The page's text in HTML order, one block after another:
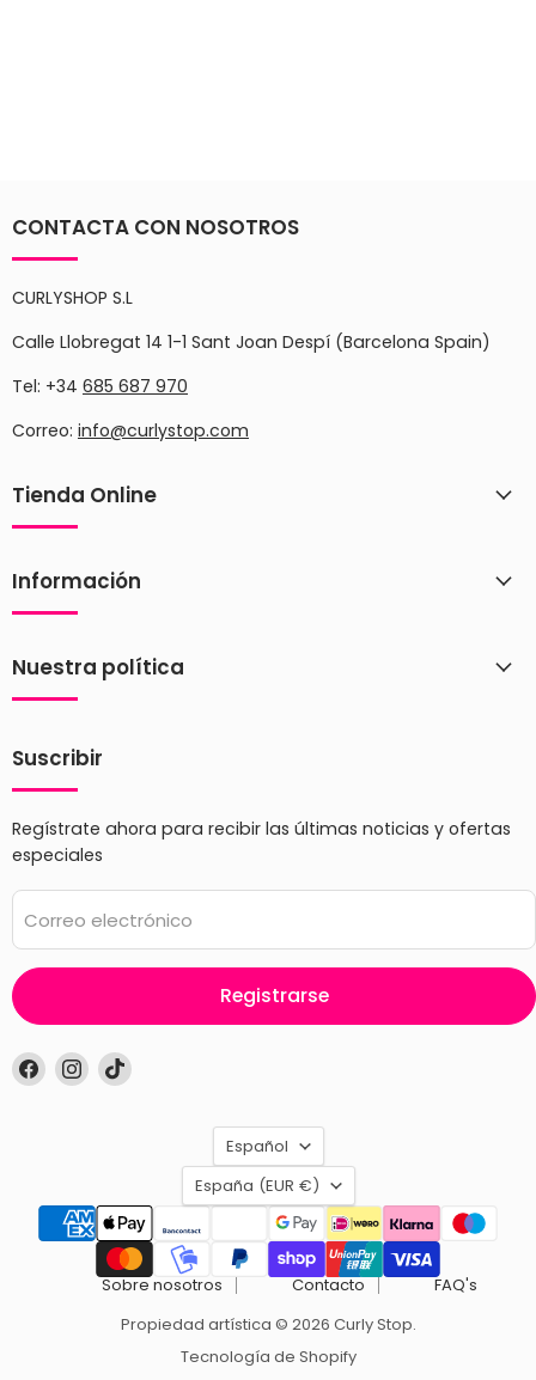
CONTACTA CON NOSOTROS
CURLYSHOP S.L
Calle Llobregat 14 1-1 Sant Joan Despí (Barcelona Spain)
Tel: +34 685 687 970
Correo: info@curlystop.com
Tienda Online
Información
Nuestra política
Suscribir
Regístrate ahora para recibir las últimas noticias y ofertas
especiales
Correo electrónico
Registrarse
Encuéntrenos
en
Encuéntrenos
en
Encuéntrenos
Idioma
Español
País
España (EUR €)
Sobre nosotros Contacto
FAQ's
Propiedad artística © 2026 Curly Stop.
Tecnología de Shopify